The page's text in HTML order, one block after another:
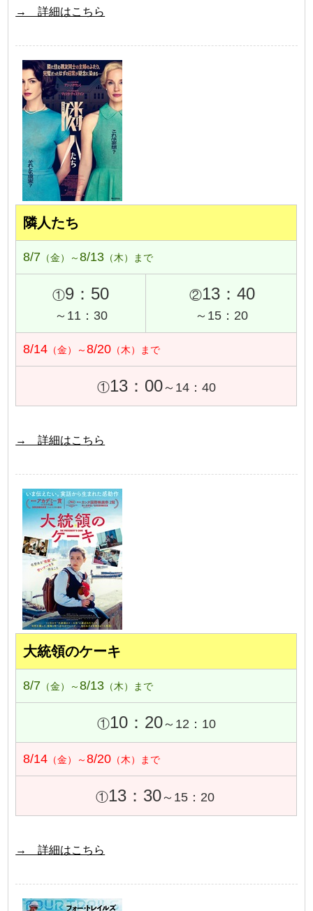
→ 詳細はこちら
隣人たち
8/7 （金）～8/13 （木）まで
①9：50
～11：30
②13：40
～15：20
8/14 （金）～8/20 （木）まで
①13：00～14：40
→ 詳細はこちら
大統領のケーキ
8/7 （金）～8/13 （木）まで
①10：20～12：10
8/14 （金）～8/20 （木）まで
①13：30～15：20
→ 詳細はこちら